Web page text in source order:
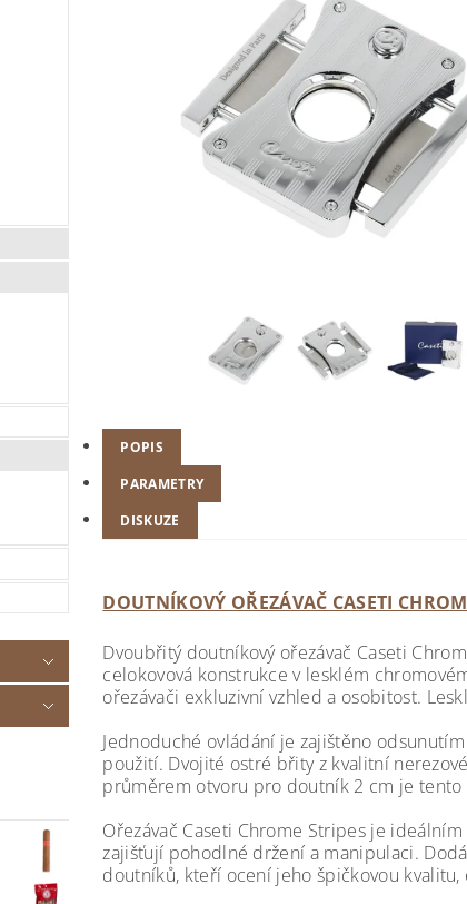
POPIS
PARAMETRY
DISKUZE
DOUTNÍKOVÝ OŘEZÁVAČ CASETI
Dvoubřitý doutníkový ořezávač Caseti
celokovová konstrukce v lesklém
ořezávači exkluzivní vzhled a osobitost.
Jednoduché ovládání je zajištěno
použití. Dvojité ostré břity z kvalitní
průměrem otvoru pro doutník 2 cm je
Ořezávač Caseti Chrome Stripes je
zajišťují pohodlné držení a manipulaci.
doutníků, kteří ocení jeho špičkovou